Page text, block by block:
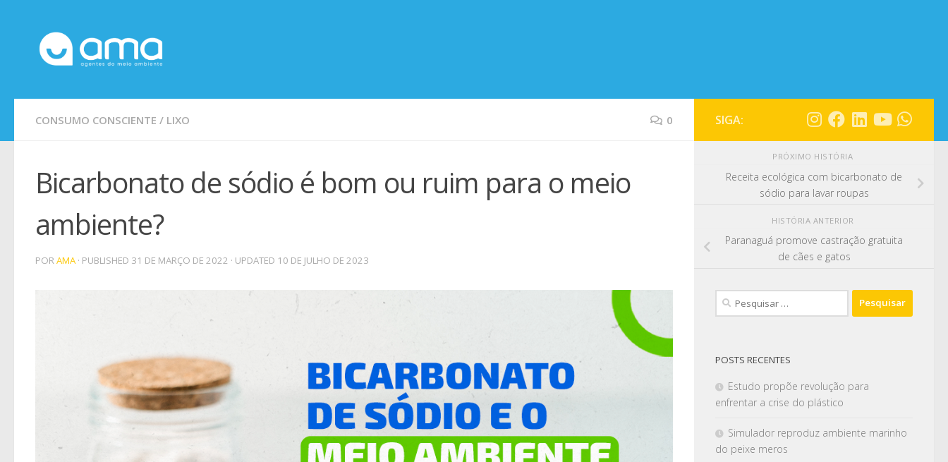
CONSUMO CONSCIENTE / LIXO 0
Bicarbonato de sódio é bom ou ruim para o meio
ambiente?
PORAMA · PUBLISHED 31 DE MARÇO DE 2022 · UPDATED 10 DE JULHO DE 2023
SIGA:
PRÓXIMO HISTÓRIA
Receita ecológica com bicarbonato de
sódio para lavar roupas
HISTÓRIA ANTERIOR
Paranaguá promove castração gratuita
de cães e gatos
POSTS RECENTES
Estudo propõe revolução para
enfrentar a crise do plástico
Simulador reproduz ambiente marinho
do peixe meros